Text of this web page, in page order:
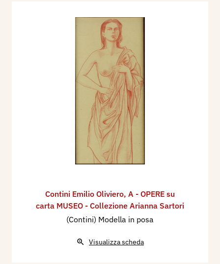
Contini Emilio Oliviero, A - OPERE su
carta MUSEO - Collezione Arianna Sartori
(Contini) Modella in posa
Visualizza scheda